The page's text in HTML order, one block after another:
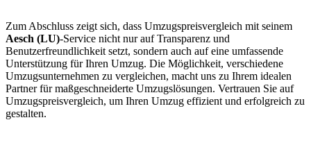
Zum Abschluss zeigt sich, dass Umzugspreisvergleich mit seinem
Aesch (LU)-Service nicht nur auf Transparenz und
Benutzerfreundlichkeit setzt, sondern auch auf eine umfassende
Unterstützung für Ihren Umzug. Die Möglichkeit, verschiedene
Umzugsunternehmen zu vergleichen, macht uns zu Ihrem idealen
Partner für maßgeschneiderte Umzugslösungen. Vertrauen Sie auf
Umzugspreisvergleich, um Ihren Umzug effizient und erfolgreich zu
gestalten.